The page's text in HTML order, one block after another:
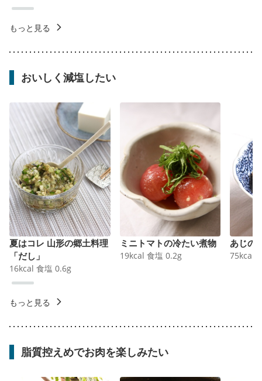
もっと見る
おいしく減塩したい
夏はコレ 山形の郷土料理
「だし」
16kcal 食塩 0.6g
ミニトマトの冷たい煮物
19kcal 食塩 0.2g
あじの
75kcal
もっと見る
脂質控えめでお肉を楽しみたい